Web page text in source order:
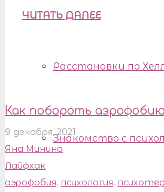
Расстановки по
Знакомство с
ЧИТАТЬ ДАЛЕЕ
Как побороть
9 декабря, 2021
Яна Минина
Лайфхак
аэрофобия, психология,